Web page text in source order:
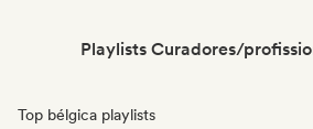
Playlists Curadores/
Top bélgica playlists